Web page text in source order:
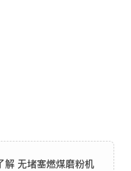
解 无堵塞燃煤磨粉机